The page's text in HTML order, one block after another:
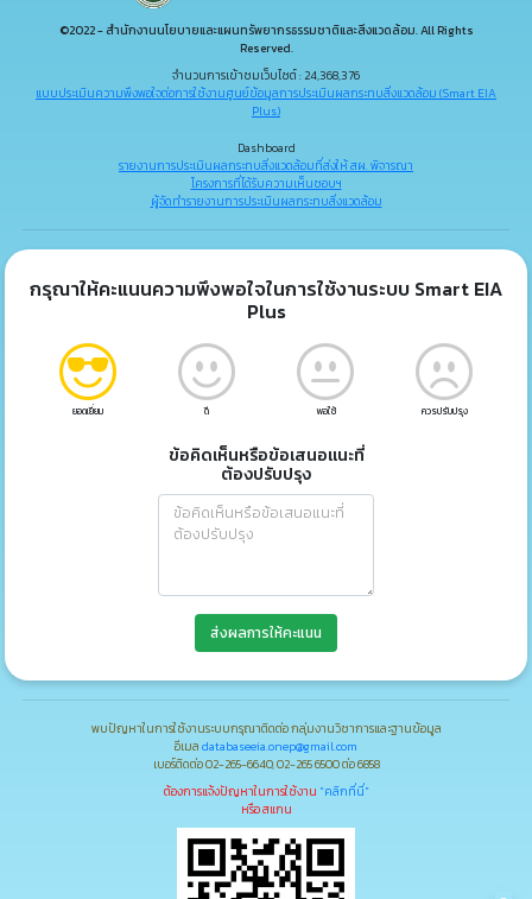
©2022 - สำนักงานนโยบายและแผนทรัพยากรธรรมชาติและสิ่งแวดล้อม. All Rights
Reserved.
จำนวนการเข้าชมเว็บไซต์ : 24,368,376
แบบประเมินความพึงพอใจต่อการใช้งานศูนย์ข้อมูลการประเมินผลกระทบสิ่งแวดล้อม (Smart EIA
Plus)
Dashboard
รายงานการประเมินผลกระทบสิ่งแวดล้อมที่ส่งให้ สผ. พิจารณา
โครงการที่ได้รับความเห็นชอบฯ
ผู้จัดทำรายงานการประเมินผลกระทบสิ่งแวดล้อม
กรุณาให้คะแนนความพึงพอใจในการใช้งานระบบ Smart EIA
Plus
ยอดเยี่ยม ดี พอใช้ ควรปรับปรุง
ข้อคิดเห็นหรือข้อเสนอแนะที่
ต้องปรับปรุง
ส่งผลการให้คะแนน
พบปัญหาในการใช้งานระบบกรุณาติดต่อ กลุ่มงานวิชาการและฐานข้อมูล
อีเมล databaseeia.onep@gmail.com
เบอร์ติดต่อ 02-265-6640, 02-265 6500 ต่อ 6858
ต้องการแจ้งปัญหาในการใช้งาน "คลิกที่นี่"
หรือ สแกน